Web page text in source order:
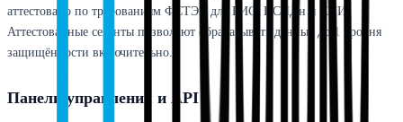
аттестовано по требованиям ФСТЭК для ГИС, ИСПДн и КИИ.
Аттестованные сегенты позволяют обрабатывать данные до 1 уровня
защищённости включительно.
Панели управления и API